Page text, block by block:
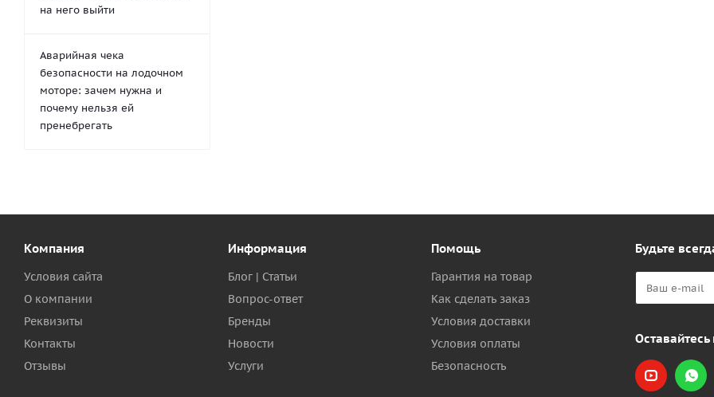
на него выйти
Аварийная чека
безопасности на лодочном
моторе: зачем нужна и
почему нельзя ей
пренебрегать
Компания
Условия сайта
О компании
Реквизиты
Контакты
Отзывы
Информация
Блог | Статьи
Вопрос-ответ
Бренды
Новости
Услуги
Помощь
Гарантия на товар
Как сделать заказ
Условия доставки
Условия оплаты
Безопасность
Будьте
Оставайтесь